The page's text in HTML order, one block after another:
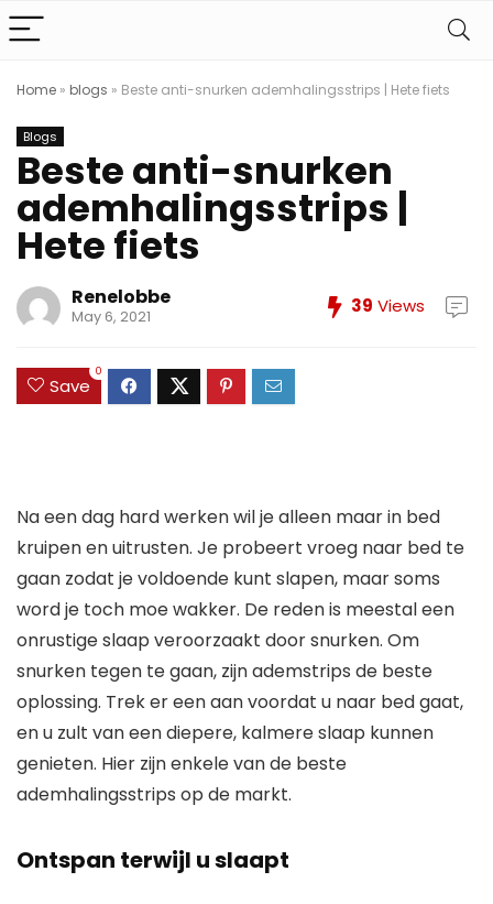
Home » blogs » Beste anti-snurken ademhalingsstrips | Hete fiets
Blogs
Beste anti-snurken
ademhalingsstrips |
Hete fiets
Renelobbe
May 6, 2021 39 Views
Save
0
Na een dag hard werken wil je alleen maar in bed
kruipen en uitrusten. Je probeert vroeg naar bed te
gaan zodat je voldoende kunt slapen, maar soms
word je toch moe wakker. De reden is meestal een
onrustige slaap veroorzaakt door snurken. Om
snurken tegen te gaan, zijn ademstrips de beste
oplossing. Trek er een aan voordat u naar bed gaat,
en u zult van een diepere, kalmere slaap kunnen
genieten. Hier zijn enkele van de beste
ademhalingsstrips op de markt.
Ontspan terwijl u slaapt